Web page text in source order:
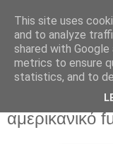
Δευτέρα 15
Αποχωρεί
αμερικανικό
This site uses
and to analyze
shared with
metrics to ensure
statistics, and to